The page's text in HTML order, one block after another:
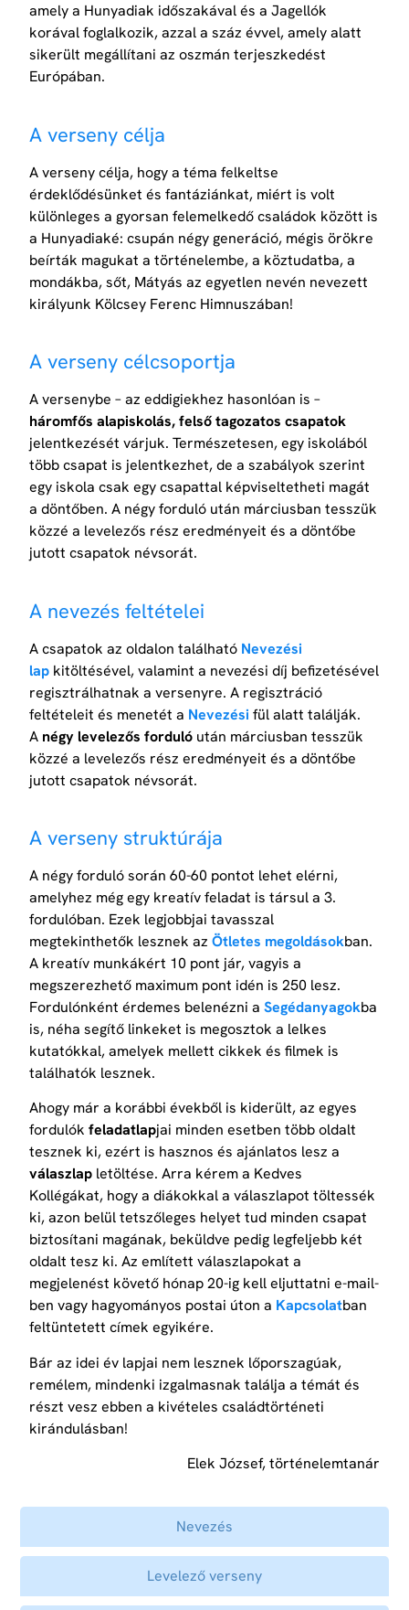
Nevezés
Levelező verseny
amely a Hunyadiak időszakával és a Jagellók
korával foglalkozik, azzal a száz évvel, amely alatt
sikerült megállítani az oszmán terjeszkedést
Európában.
A verseny célja
A verseny célja, hogy a téma felkeltse
érdeklődésünket és fantáziánkat, miért is volt
különleges a gyorsan felemelkedő családok között is
a Hunyadiaké: csupán négy generáció, mégis örökre
beírták magukat a történelembe, a köztudatba, a
mondákba, sőt, Mátyás az egyetlen nevén nevezett
királyunk Kölcsey Ferenc Himnuszában!
A verseny célcsoportja
A versenybe – az eddigiekhez hasonlóan is –
háromfős alapiskolás, felső tagozatos csapatok
jelentkezését várjuk. Természetesen, egy iskolából
több csapat is jelentkezhet, de a szabályok szerint
egy iskola csak egy csapattal képviseltetheti magát
a döntőben. A négy forduló után márciusban tesszük
közzé a levelezős rész eredményeit és a döntőbe
jutott csapatok névsorát.
A nevezés feltételei
A csapatok az oldalon található Nevezési
lap kitöltésével, valamint a nevezési díj befizetésével
regisztrálhatnak a versenyre. A regisztráció
feltételeit és menetét a Nevezési fül alatt találják.
A négy levelezős forduló után márciusban tesszük
közzé a levelezős rész eredményeit és a döntőbe
jutott csapatok névsorát.
A verseny struktúrája
A négy forduló során 60-60 pontot lehet elérni,
amelyhez még egy kreatív feladat is társul a 3.
fordulóban. Ezek legjobbjai tavasszal
megtekinthetők lesznek azÖtletes megoldásokban.
A kreatív munkákért 10 pont jár, vagyis a
megszerezhető maximum pont idén is 250 lesz.
Fordulónként érdemes belenézni aSegédanyagokba
is, néha segítő linkeket is megosztok a lelkes
kutatókkal, amelyek mellett cikkek és filmek is
találhatók lesznek.
Ahogy már a korábbi évekből is kiderült, az egyes
fordulókfeladatlapjai minden esetben több oldalt
tesznek ki, ezért is hasznos és ajánlatos lesz a
válaszlap letöltése. Arra kérem a Kedves
Kollégákat, hogy a diákokkal a válaszlapot töltessék
ki, azon belül tetszőleges helyet tud minden csapat
biztosítani magának, beküldve pedig legfeljebb két
oldalt tesz ki. Az említett válaszlapokat a
megjelenést követő hónap 20-ig kell eljuttatni e-mail-
ben vagy hagyományos postai úton a Kapcsolatban
feltüntetett címek egyikére.
Bár az idei év lapjai nem lesznek lőporszagúak,
remélem, mindenki izgalmasnak találja a témát és
részt vesz ebben a kivételes családtörténeti
kirándulásban!
Elek József, történelemtanár